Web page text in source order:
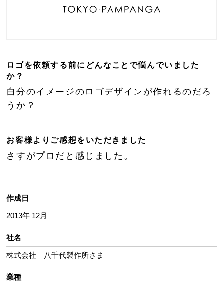
ロゴを依頼する前にどんなことで悩んでいました
か？
自分のイメージのロゴデザインが作れるのだろ
うか？
お客様よりご感想をいただきました
さすがプロだと感じました。
作成日
2013年 12月
社名
株式会社 八千代製作所さま
業種